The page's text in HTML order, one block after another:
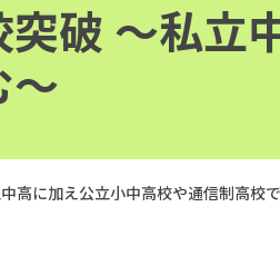
破 ～私立
～
高に加え公立小中高校や通信制高校